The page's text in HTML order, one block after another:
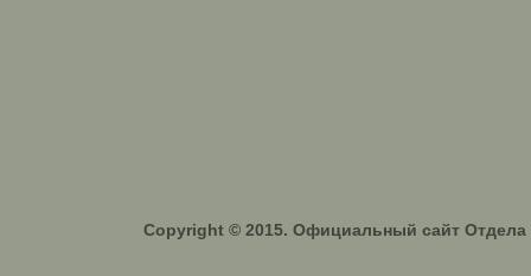
Copyright © 2015. Официальный сайт